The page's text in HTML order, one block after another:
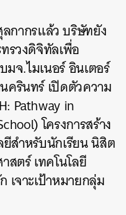
กากรแล้ว บริษัทยัง
รวงดิจิทัลเพื่อ
มจ.ไมเนอร์ อินเตอร์
ครินทร์ เปิดตัวความ
Pathway in
โครงการสร้าง
ยีสำหรับนักเรียน นิสิต
สตร์ เทคโนโลยี
จาะเป้าหมายกลุ่ม